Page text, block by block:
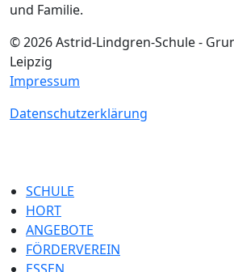
und Familie.
© 2026 Astrid-Lindgren-Schule -
Leipzig
Impressum
Datenschutzerklärung
SCHULE
HORT
ANGEBOTE
FÖRDERVEREIN